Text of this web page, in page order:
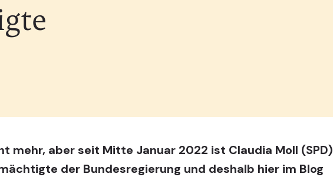
mehr, aber seit Mitte Januar 2022 ist Claudia Moll (SPD)
der Bundesregierung und deshalb hier im Blog